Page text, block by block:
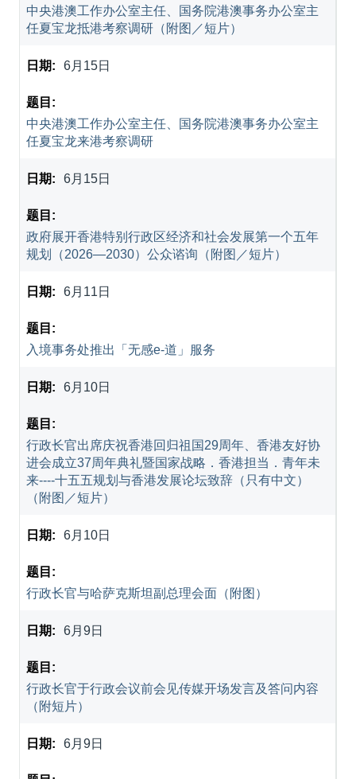
中央港澳工作办公室主任、国务院港澳事务办公室主
任夏宝龙抵港考察调研（附图／短片）
6月15日
中央港澳工作办公室主任、国务院港澳事务办公室主
任夏宝龙来港考察调研
6月15日
政府展开香港特别行政区经济和社会发展第一个五年
规划（2026—2030）公众谘询（附图／短片）
6月11日
入境事务处推出「无感e-道」服务
6月10日
行政长官出席庆祝香港回归祖国29周年、香港友好协
进会成立37周年典礼暨国家战略．香港担当．青年未
来----十五五规划与香港发展论坛致辞（只有中文）
（附图／短片）
6月10日
行政长官与哈萨克斯坦副总理会面（附图）
6月9日
行政长官于行政会议前会见传媒开场发言及答问内容
（附短片）
6月9日